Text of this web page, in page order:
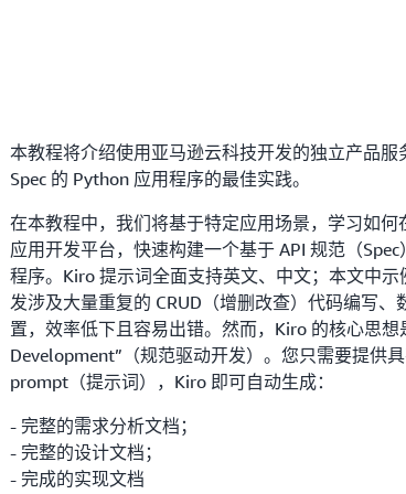
本教程将介绍使用亚马逊云科技开发的独立产品
Spec 的 Python 应用程序的最佳实践。
在本教程中，我们将基于特定应用场景，学习如何
应用开发平台，快速构建一个基于 API 规范（
程序。Kiro 提示词全面支持英文、中文；本文中
发涉及大量重复的 CRUD（增删改查）代码编写、
置，效率低下且容易出错。然而，Kiro 的核心思想
Development”（规范驱动开发）。您只需要提供
prompt（提示词），Kiro 即可自动生成：
- 完整的需求分析文档；
- 完整的设计文档；
- 完成的实现文档